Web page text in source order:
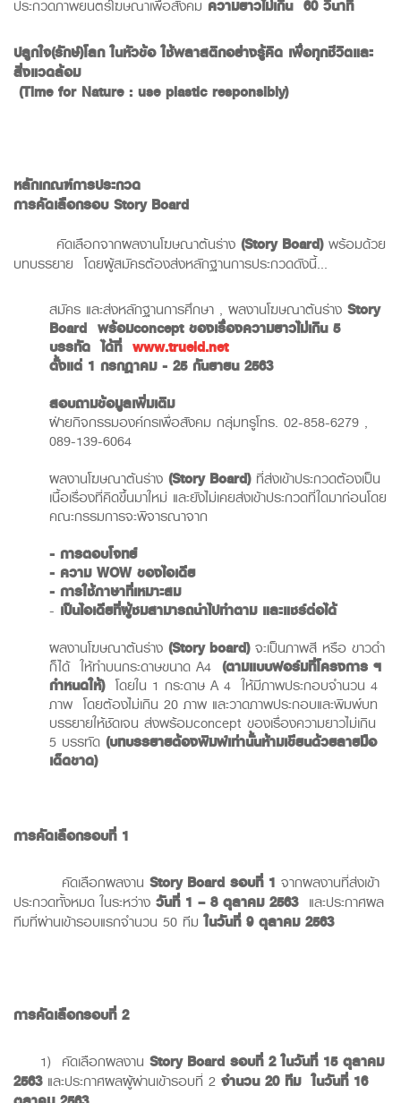
ประกวดภาพยนตร์โฆษณาเพื่อสังคม ความยาวไม่เกิน 60 วินาที
ปลูกใจ(รักษ์)โลก ในหัวข้อ ใช้พลาสติกอย่างรู้คิด เพื่อทุกชีวิตและ
สิ่งแวดล้อม
(Time for Nature : use plastic responsibly)
หลักเกณฑ์การประกวด
การคัดเลือกรอบ Story Board
คัดเลือกจากผลงานโฆษณาต้นร่าง (Story Board) พร้อมด้วย
บทบรรยาย โดยผู้สมัครต้องส่งหลักฐานการประกวดดังนี้...
สมัคร และส่งหลักฐานการศึกษา , ผลงานโฆษณาต้นร่าง Story
Board พร้อมconcept ของเรื่องความยาวไม่เกิน 5
บรรทัด ได้ที่ www.trueid.net
ตั้งแต่ 1 กรกฎาคม - 25 กันยายน 2563
สอบถามข้อมูลเพิ่มเติม
ฝ่ายกิจกรรมองค์กรเพื่อสังคม กลุ่มทรูโทร. 02-858-6279 ,
089-139-6064
ผลงานโฆษณาต้นร่าง (Story Board)ที่ส่งเข้าประกวดต้องเป็น
เนื้อเรื่องที่คิดขึ้นมาใหม่ และยังไม่เคยส่งเข้าประกวดที่ใดมาก่อนโดย
คณะกรรมการจะพิจารณาจาก
- การตอบโจทย์
- ความ WOW ของไอเดีย
- การใช้ภาษาที่เหมาะสม
- เป็นไอเดียที่ผู้ชมสามารถนำไปทำตาม และแชร์ต่อได้
ผลงานโฆษณาต้นร่าง (Story board) จะเป็นภาพสี หรือ ขาวดำ
ก็ได้ ให้ทำบนกระดาษขนาด A4 (ตามแบบฟอร์มที่โครงการ ฯ
กำหนดให้)โดยใน 1 กระดาษ A 4 ให้มีภาพประกอบจำนวน 4
ภาพ โดยต้องไม่เกิน 20 ภาพ และวาดภาพประกอบและพิมพ์บท
บรรยายให้ชัดเจน ส่งพร้อมconcept ของเรื่องความยาวไม่เกิน
5 บรรทัด (บทบรรยายต้องพิมพ์เท่านั้นห้ามเขียนด้วยลายมือ
เด็ดขาด)
การคัดเลือกรอบที่ 1
คัดเลือกผลงาน Story Board รอบที่ 1 จากผลงานที่ส่งเข้า
ประกวดทั้งหมด ในระหว่าง วันที่ 1 – 8 ตุลาคม 2563และประกาศผล
ทีมที่ผ่านเข้ารอบแรกจำนวน 50 ทีมในวันที่ 9 ตุลาคม 2563
การคัดเลือกรอบที่ 2
1) คัดเลือกผลงาน Story Board รอบที่ 2 ในวันที่ 15 ตุลาคม
2563 และประกาศผลผู้ผ่านเข้ารอบที่ 2 จำนวน 20 ทีม ในวันที่ 16